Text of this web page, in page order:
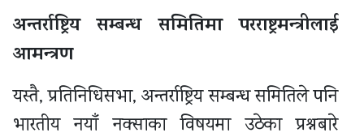
अन्तर्राष्ट्रिय सम्बन्ध समितिमा परराष्ट्रमन्त्रीलाई
आमन्त्रण
यस्तै, प्रतिनिधिसभा, अन्तर्राष्ट्रिय सम्बन्ध समितिले पनि
भारतीय नयाँ नक्साका विषयमा उठेका प्रश्नबारे